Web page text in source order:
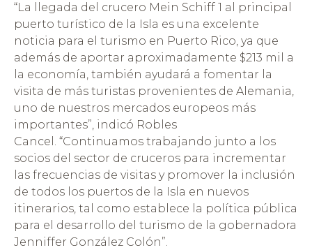
“La llegada del crucero Mein Schiff 1 al principal
puerto turístico de la Isla es una excelente
noticia para el turismo en Puerto Rico, ya que
además de aportar aproximadamente $213 mil a
la economía, también ayudará a fomentar la
visita de más turistas provenientes de Alemania,
uno de nuestros mercados europeos más
importantes”, indicó Robles
Cancel. “Continuamos trabajando junto a los
socios del sector de cruceros para incrementar
las frecuencias de visitas y promover la inclusión
de todos los puertos de la Isla en nuevos
itinerarios, tal como establece la política pública
para el desarrollo del turismo de la gobernadora
Jenniffer González Colón”.